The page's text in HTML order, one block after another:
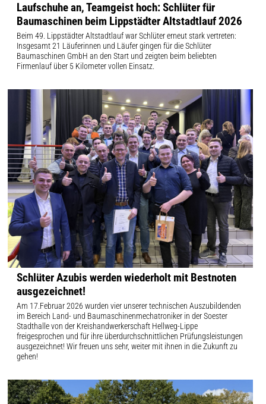
Laufschuhe an, Teamgeist hoch: Schlüter für
Baumaschinen beim Lippstädter Altstadtlauf 2026
Beim 49. Lippstädter Altstadtlauf war Schlüter erneut stark vertreten:
Insgesamt 21 Läuferinnen und Läufer gingen für die Schlüter
Baumaschinen GmbH an den Start und zeigten beim beliebten
Firmenlauf über 5 Kilometer vollen Einsatz.
Schlüter Azubis werden wiederholt mit Bestnoten
ausgezeichnet!
Am 17.Februar 2026 wurden vier unserer technischen Auszubildenden
im Bereich Land- und Baumaschinenmechatroniker in der Soester
Stadthalle von der Kreishandwerkerschaft Hellweg-Lippe
freigesprochen und für ihre überdurchschnittlichen Prüfungsleistungen
ausgezeichnet! Wir freuen uns sehr, weiter mit ihnen in die Zukunft zu
gehen!